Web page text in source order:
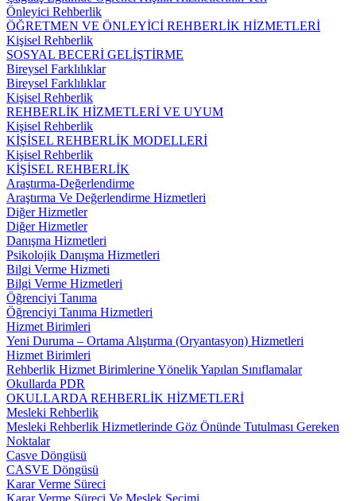
Önleyici Rehberlik
ÖĞRETMEN VE ÖNLEYİCİ REHBERLİK HİZMETLERİ
Kişisel Rehberlik
SOSYAL BECERİ GELİŞTİRME
Bireysel Farklılıklar
Bireysel Farklılıklar
Kişisel Rehberlik
REHBERLİK HİZMETLERİ VE UYUM
Kişisel Rehberlik
KİŞİSEL REHBERLİK MODELLERİ
Kişisel Rehberlik
KİŞİSEL REHBERLİK
Araştırma-Değerlendirme
Araştırma Ve Değerlendirme Hizmetleri
Diğer Hizmetler
Diğer Hizmetler
Danışma Hizmetleri
Psikolojik Danışma Hizmetleri
Bilgi Verme Hizmeti
Bilgi Verme Hizmetleri
Öğrenciyi Tanıma
Öğrenciyi Tanıma Hizmetleri
Hizmet Birimleri
Yeni Duruma – Ortama Alıştırma (Oryantasyon) Hizmetleri
Hizmet Birimleri
Rehberlik Hizmet Birimlerine Yönelik Yapılan Sınıflamalar
Okullarda PDR
OKULLARDA REHBERLİK HİZMETLERİ
Mesleki Rehberlik
Mesleki Rehberlik Hizmetlerinde Göz Önünde Tutulması Gereken
Noktalar
Casve Döngüsü
CASVE Döngüsü
Karar Verme Süreci
Karar Verme Süreci Ve Meslek Seçimi